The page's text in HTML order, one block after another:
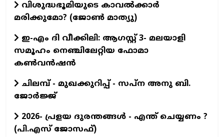
വിശുദ്ധഭൂമിയുടെ കാവല്‍ക്കാര്‍
മരിക്കുമോ? (ജോണ്‍ മാത്യു)
ഇ-എം ദി വീക്കിലി: ആഗസ്റ്റ് 3- മലയാളി
സമൂഹം നെഞ്ചിലേറ്റിയ ഫോമാ
കൺവൻഷൻ
ചിലമ്പ് - മുഖക്കുറിപ്പ് - സപ്ന അനു ബി.
ജോർജ്ജ്
2026- പ്രളയ ദുരന്തങ്ങള്‍ - എന്ത് ചെയ്യണം ?
(പി.എസ് ജോസഫ്‌)